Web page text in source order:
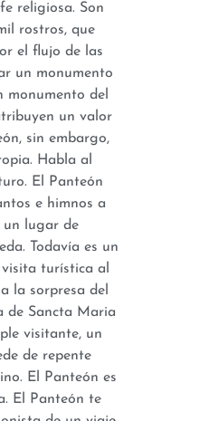
religiosa. Son
rostros, que
el flujo de las
un monumento
monumento del
un valor
sin embargo,
Habla al
El Panteón
e himnos a
un lugar de
Todavía es un
visita turística al
la sorpresa del
de Sancta Maria
visitante, un
de repente
El Panteón es
El Panteón te